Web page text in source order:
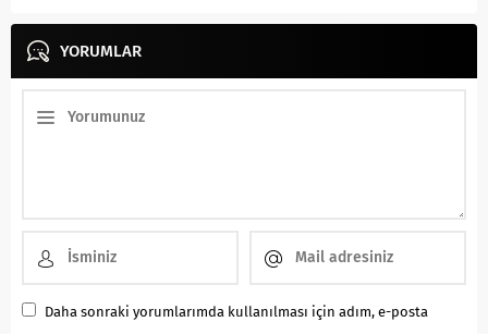
YORUMLAR
Daha sonraki yorumlarımda kullanılması için adım, e-posta